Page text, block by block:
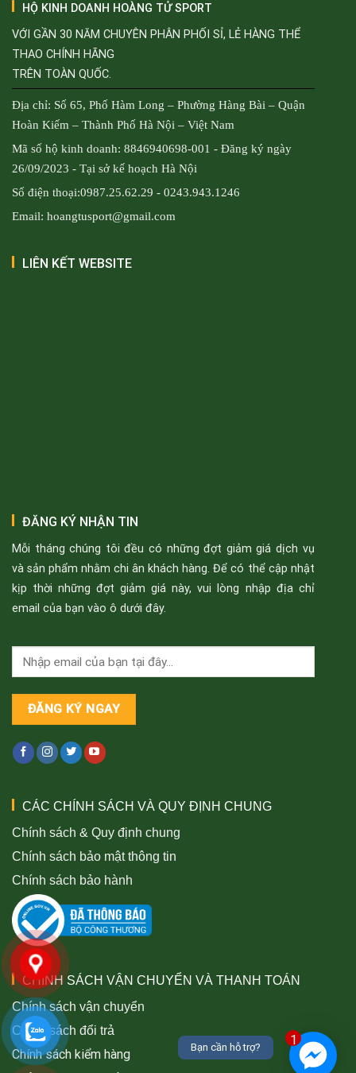
HỘ KINH DOANH HOÀNG TỬ SPORT
VỚI GẦN 30 NĂM CHUYÊN PHÂN PHỐI SỈ, LẺ HÀNG THỂ
THAO CHÍNH HÃNG
TRÊN TOÀN QUỐC.
Địa chỉ: Số 65, Phố Hàm Long – Phường Hàng Bài – Quận
Hoàn Kiếm – Thành Phố Hà Nội – Việt Nam
Mã số hộ kinh doanh: 8846940698-001 - Đăng ký ngày
26/09/2023 - Tại sở kế hoạch Hà Nội
Số điện thoại:0987.25.62.29 - 0243.943.1246
Email: hoangtusport@gmail.com
LIÊN KẾT WEBSITE
ĐĂNG KÝ NHẬN TIN
Mỗi tháng chúng tôi đều có những đợt giảm giá dịch vụ
và sản phẩm nhằm chi ân khách hàng. Để có thể cập nhật
kịp thời những đợt giảm giá này, vui lòng nhập địa chỉ
email của bạn vào ô dưới đây.
CÁC CHÍNH SÁCH VÀ QUY ĐỊNH CHUNG
Chính sách & Quy định chung
Chính sách bảo mật thông tin
Chính sách bảo hành
CHÍNH SÁCH VẬN CHUYỂN VÀ THANH TOÁN
Chính sách vận chuyển
Chính sách đổi trả
Chính sách kiểm hàng
1
Bạn cần hỗ trợ?